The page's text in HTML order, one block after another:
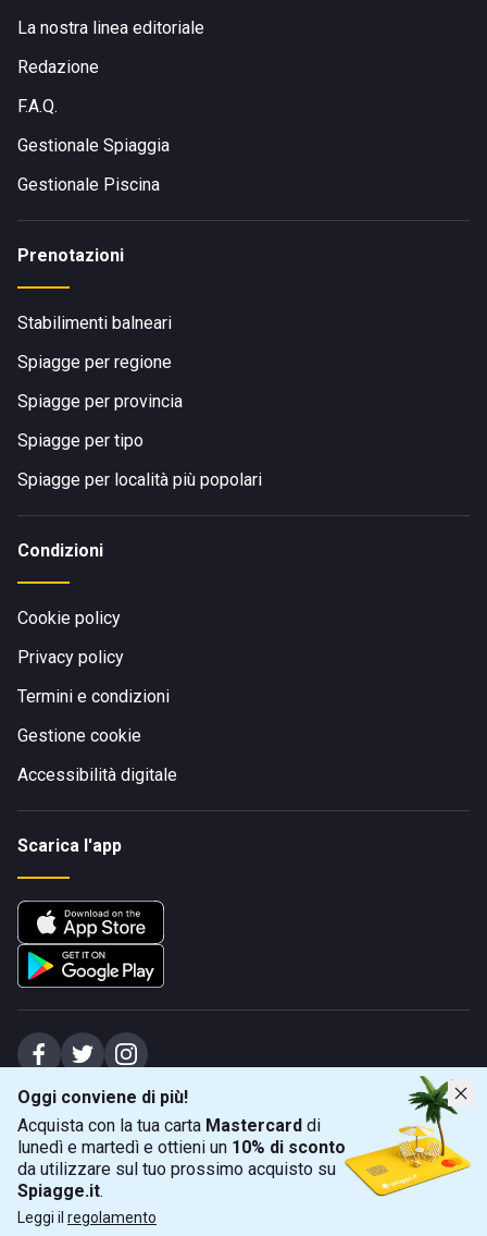
Oggi conviene di più!
Acquista con la tua carta Mastercard di
lunedì e martedì e ottieni un 10% di sconto
da utilizzare sul tuo prossimo acquisto su
Spiagge.it.
Leggi il regolamento
La nostra linea editoriale
Redazione
F.A.Q.
Gestionale Spiaggia
Gestionale Piscina
Prenotazioni
Stabilimenti balneari
Spiagge per regione
Spiagge per provincia
Spiagge per tipo
Spiagge per località più popolari
Condizioni
Cookie policy
Privacy policy
Termini e condizioni
Gestione cookie
Accessibilità digitale
Scarica l'app
Spiagge Srl - Sede legale: Via Marecchiese 48, 47923 Rimini (RN), IT -
capitale sociale Euro 31245,57 - Iscritta al registro delle imprese di Rimini
Sede operativa: Via Flaminia 180, 47924 Rimini (RN), IT
+39 0541 772375
info@spiagge.it - p.i./c.f. 04536640404
© 2026 Spiagge Srl. Tutti i diritti riservati.